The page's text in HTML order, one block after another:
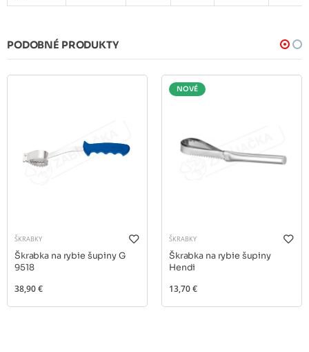
PODOBNÉ PRODUKTY
ŠKRABKY
Škrabka na rybie šupiny G
9518
38,90 €
NOVÉ
ŠKRABKY
Škrabka na rybie šupiny
Hendi
13,70 €